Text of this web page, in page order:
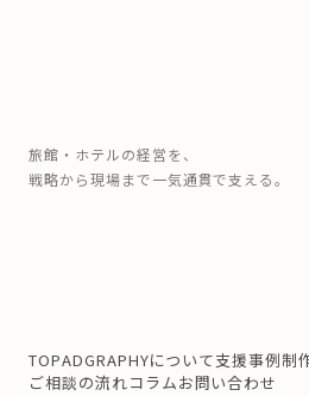
旅館・ホテルの経営を、
戦略から現場まで一気通貫で支える。
TOPADGRAPHYについて支援事例制
ご相談の流れコラムお問い合わせ